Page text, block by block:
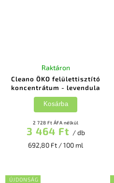
Cleano ÖKO felülettisztító
koncentrátum - levendula
Raktáron
2 728 Ft ÁFA nélkül
3 464 Ft / db
692,80 Ft / 100 ml
Kosárba
ÚJDONSÁG